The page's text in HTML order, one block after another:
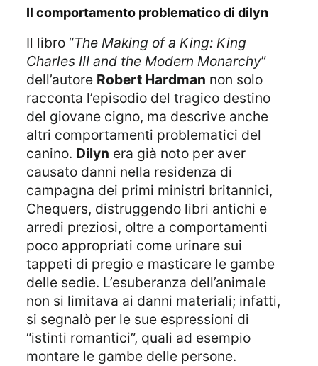
il comportamento problematico di dilyn
Il libro “The Making of a King: King
Charles III and the Modern Monarchy”
dell’autore Robert Hardman non solo
racconta l’episodio del tragico destino
del giovane cigno, ma descrive anche
altri comportamenti problematici del
canino. Dilyn era già noto per aver
causato danni nella residenza di
campagna dei primi ministri britannici,
Chequers, distruggendo libri antichi e
arredi preziosi, oltre a comportamenti
poco appropriati come urinare sui
tappeti di pregio e masticare le gambe
delle sedie. L’esuberanza dell’animale
non si limitava ai danni materiali; infatti,
si segnalò per le sue espressioni di
“istinti romantici”, quali ad esempio
montare le gambe delle persone.